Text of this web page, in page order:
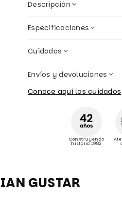
Descripción
Especificaciones
Cuidados
Envíos y devoluciones
Conoce aquí los cuidados
Construyendo
historia 1982
GUSTAR